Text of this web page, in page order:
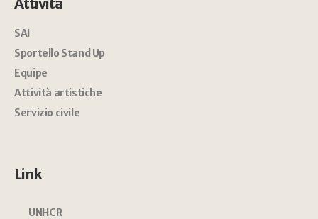
SAI
Sportello Stand Up
Equipe
Attività artistiche
Servizio civile
Link
UNHCR